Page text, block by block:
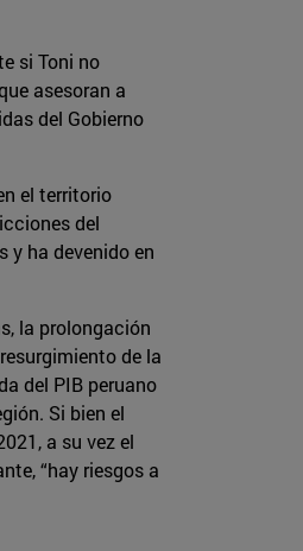
si Toni no
asesoran a
del Gobierno
el territorio
del
y ha devenido en
la prolongación
de la
del PIB peruano
Si bien el
a su vez el
“hay riesgos a